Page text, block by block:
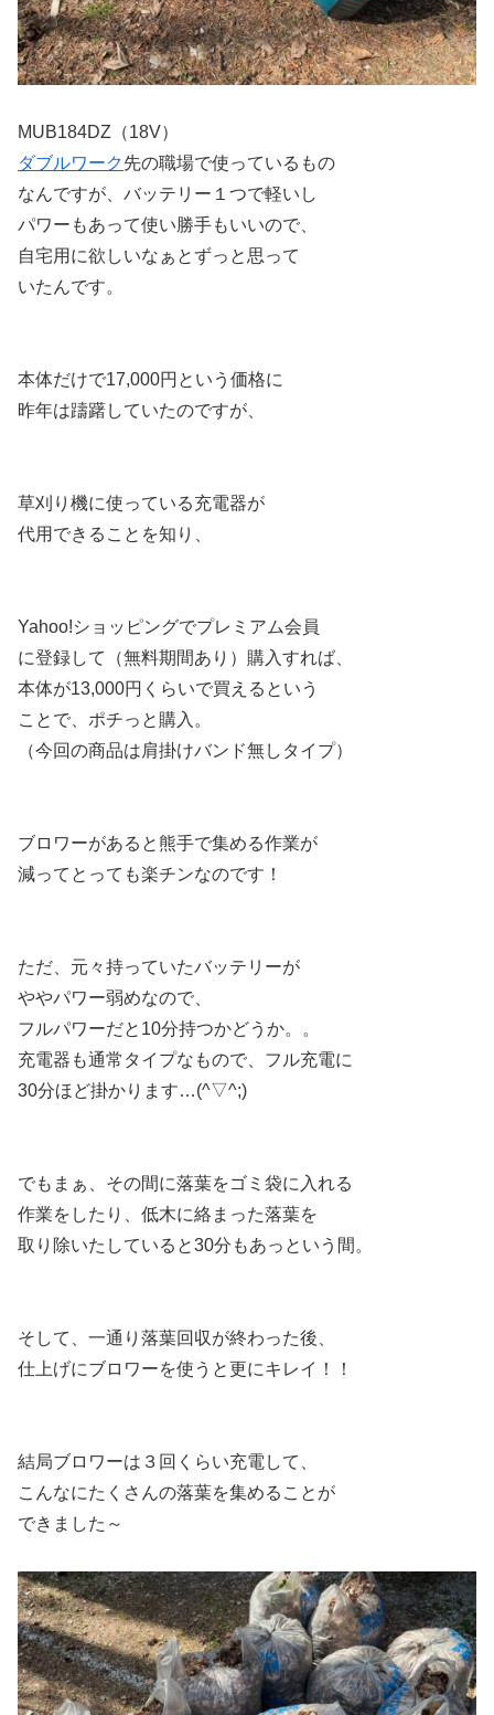
MUB184DZ（18V）
ダブルワーク先の職場で使っているもの
なんですが、バッテリー１つで軽いし
パワーもあって使い勝手もいいので、
自宅用に欲しいなぁとずっと思って
いたんです。
本体だけで17,000円という価格に
昨年は躊躇していたのですが、
草刈り機に使っている充電器が
代用できることを知り、
Yahoo!ショッピングでプレミアム会員
に登録して（無料期間あり）購入すれば、
本体が13,000円くらいで買えるという
ことで、ポチっと購入。
（今回の商品は肩掛けバンド無しタイプ）
ブロワーがあると熊手で集める作業が
減ってとっても楽チンなのです！
ただ、元々持っていたバッテリーが
ややパワー弱めなので、
フルパワーだと10分持つかどうか。。
充電器も通常タイプなもので、フル充電に
30分ほど掛かります…(^▽^;)
でもまぁ、その間に落葉をゴミ袋に入れる
作業をしたり、低木に絡まった落葉を
取り除いたしていると30分もあっという間。
そして、一通り落葉回収が終わった後、
仕上げにブロワーを使うと更にキレイ！！
結局ブロワーは３回くらい充電して、
こんなにたくさんの落葉を集めることが
できました～